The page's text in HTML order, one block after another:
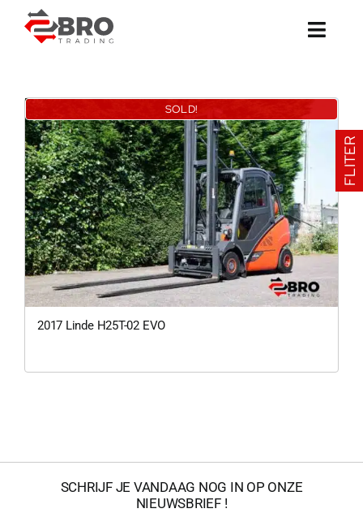
naar
inhoud
SOLD!
2017 Linde H25T-02 EVO
SCHRIJF JE VANDAAG NOG IN OP ONZE
NIEUWSBRIEF !
FLITER